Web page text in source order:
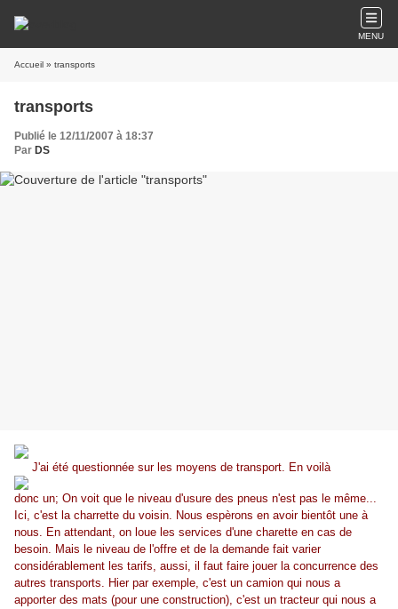
MENU
Accueil » transports
transports
Publié le 12/11/2007 à 18:37
Par DS
J'ai été questionnée sur les moyens de transport. En voilà
donc un; On voit que le niveau d'usure des pneus n'est pas le même...
Ici, c'est la charrette du voisin. Nous espèrons en avoir bientôt une à
nous. En attendant, on loue les services d'une charette en cas de
besoin. Mais le niveau de l'offre et de la demande fait varier
considérablement les tarifs, aussi, il faut faire jouer la concurrence des
autres transports. Hier par exemple, c'est un camion qui nous a
apporter des mats (pour une construction), c'est un tracteur qui nous a